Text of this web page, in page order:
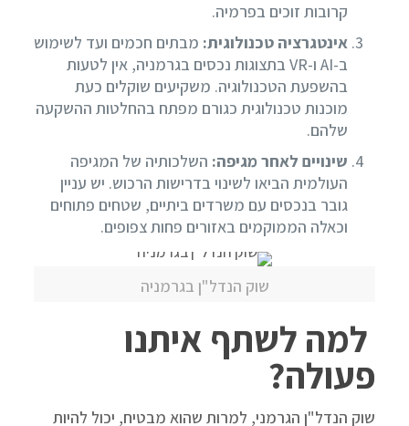
קרובות זוכים בפרמיה.
אינטגרציה טכנולוגית: מבתים חכמים ועד לשימוש
ב-AI ו-VR בתצוגות נכסים בגרמניה, אין לטעות
בהשפעת הטכנולוגיה. משקיעים שוקלים כעת
מוכנות טכנולוגית כגורם מפתח בהחלטות ההשקעה
שלהם.
שינויים לאחר מגיפה: השלכותיה של המגיפה
העולמית הביאו לשינוי בדרישות הרכוש. יש עניין
גובר בנכסים עם משרדים ביתיים, שטחים פתוחים
וכאלה הממוקמים באזורים פחות צפופים.
שוק הנדל"ן בגרמניה
למה לשתף איתנו
פעולה?
שוק הנדל"ן הגרמני, למרות שהוא מבטיח, יכול להיות